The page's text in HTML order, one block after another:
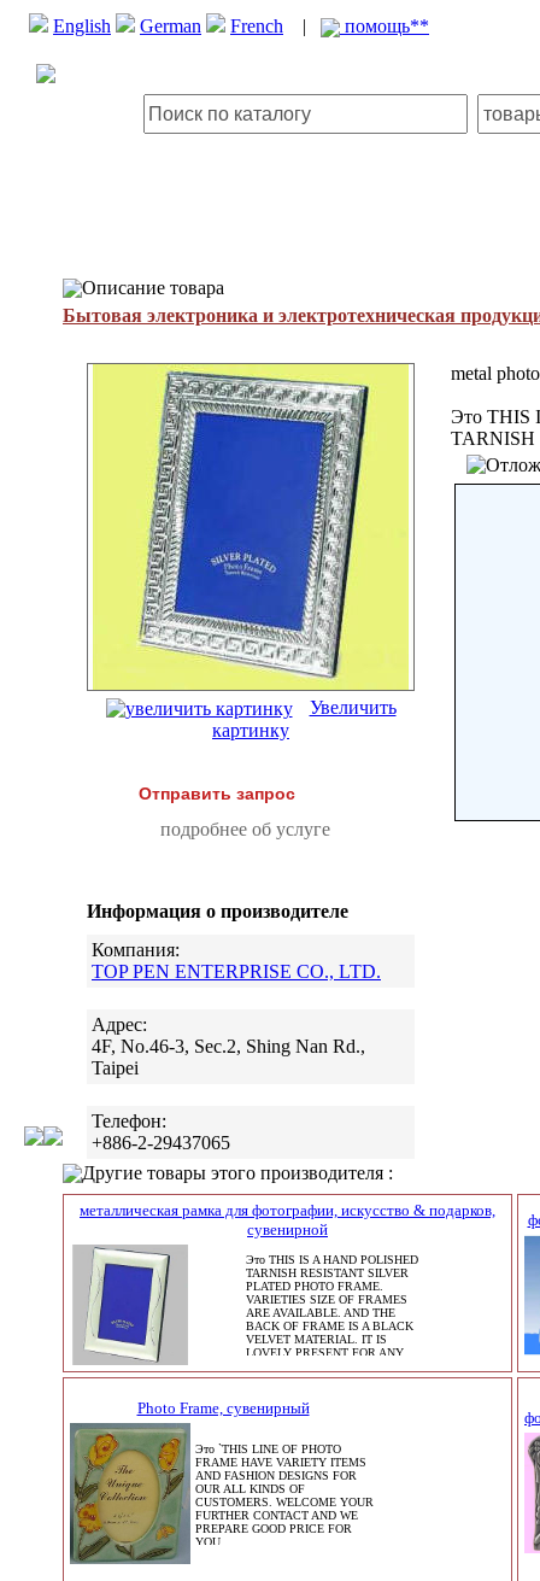
English German French | помощь**
Описание товара
Бытовая электроника и электротехническая
Увеличить
картинку
Отправить запрос
подробнее об услуге
Информация о производителе
Компания:
TOP PEN ENTERPRISE CO., LTD.
Адрес:
4F, No.46-3, Sec.2, Shing Nan Rd.,
Taipei
Телефон:
+886-2-29437065
metal
Это THIS
TARNISH
Другие товары этого производителя :
металлическая рамка для фотографии, искусство & подарков,
сувенирной
Это THIS IS A HAND POLISHED
TARNISH RESISTANT SILVER
PLATED PHOTO FRAME.
VARIETIES SIZE OF FRAMES
ARE AVAILABLE. AND THE
BACK OF FRAME IS A BLACK
VELVET MATERIAL. IT IS
LOVELY PRESENT FOR ANY
Photo Frame, сувенирный
Это `THIS LINE OF PHOTO
FRAME HAVE VARIETY ITEMS
AND FASHION DESIGNS FOR
OUR ALL KINDS OF
CUSTOMERS. WELCOME YOUR
FURTHER CONTACT AND WE
PREPARE GOOD PRICE FOR
YOU.